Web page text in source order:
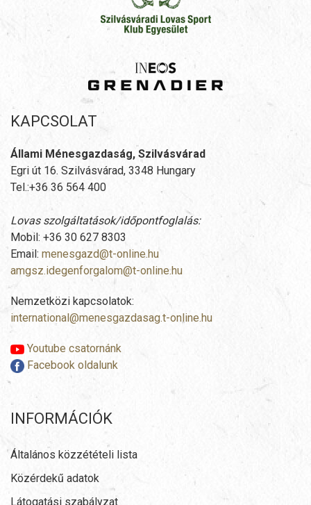
KAPCSOLAT
Állami Ménesgazdaság, Szilvásvárad
Egri út 16. Szilvásvárad, 3348 Hungary
Tel.:+36 36 564 400
Lovas szolgáltatások/időpontfoglalás:
Mobil: +36 30 627 8303
Email: menesgazd@t-online.hu
amgsz.idegenforgalom@t-online.hu
Nemzetközi kapcsolatok:
international@menesgazdasag.t-online.hu
Youtube csatornánk
Facebook oldalunk
INFORMÁCIÓK
Általános közzétételi lista
Közérdekű adatok
Látogatási szabályzat